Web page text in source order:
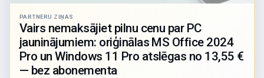
PARTNERU ZIŅAS
Vairs nemaksājiet pilnu cenu par PC
jauninājumiem: oriģinālas MS Office 2024
Pro un Windows 11 Pro atslēgas no 13,55 €
— bez abonementa